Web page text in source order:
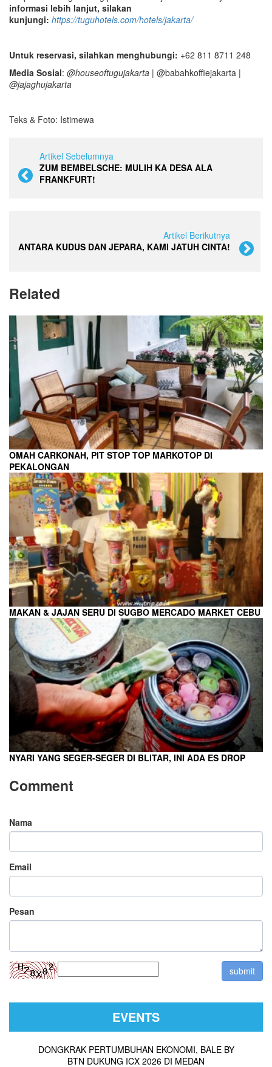
informasi lebih lanjut, silakan
kunjungi: https://tuguhotels.com/hotels/jakarta/
Untuk reservasi, silahkan menghubungi: +62 811 8711 248
Media Sosial: @houseoftugujakarta | @babahkoffiejakarta |
@jajaghujakarta
Teks & Foto: Istimewa
Artikel Sebelumnya
ZUM BEMBELSCHE: MULIH KA DESA ALA
FRANKFURT!
Artikel Berikutnya
ANTARA KUDUS DAN JEPARA, KAMI JATUH CINTA!
Related
OMAH CARKONAH, PIT STOP TOP MARKOTOP DI
PEKALONGAN
MAKAN & JAJAN SERU DI SUGBO MERCADO MARKET CEBU
NYARI YANG SEGER-SEGER DI BLITAR, INI ADA ES DROP
Comment
Nama
Email
Pesan
EVENTS
DONGKRAK PERTUMBUHAN EKONOMI, BALE BY
BTN DUKUNG ICX 2026 DI MEDAN